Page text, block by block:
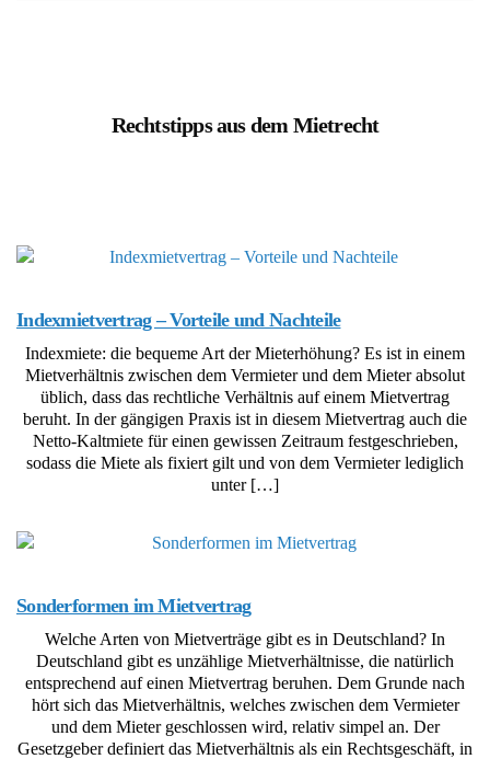
Rechtstipps aus dem Mietrecht
Indexmietvertrag – Vorteile und Nachteile
Indexmiete: die bequeme Art der Mieterhöhung? Es ist in einem
Mietverhältnis zwischen dem Vermieter und dem Mieter absolut
üblich, dass das rechtliche Verhältnis auf einem Mietvertrag
beruht. In der gängigen Praxis ist in diesem Mietvertrag auch die
Netto-Kaltmiete für einen gewissen Zeitraum festgeschrieben,
sodass die Miete als fixiert gilt und von dem Vermieter lediglich
unter […]
Sonderformen im Mietvertrag
Welche Arten von Mietverträge gibt es in Deutschland? In
Deutschland gibt es unzählige Mietverhältnisse, die natürlich
entsprechend auf einen Mietvertrag beruhen. Dem Grunde nach
hört sich das Mietverhältnis, welches zwischen dem Vermieter
und dem Mieter geschlossen wird, relativ simpel an. Der
Gesetzgeber definiert das Mietverhältnis als ein Rechtsgeschäft, in